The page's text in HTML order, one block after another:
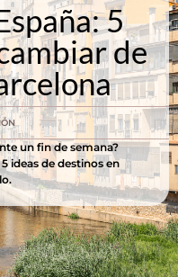
5
de
un fin de semana?
ideas de destinos en